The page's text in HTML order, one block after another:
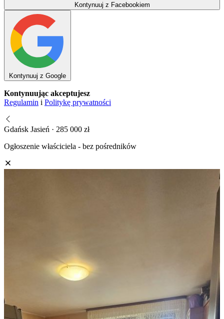
Kontynuuj z Facebookiem
Kontynuuj z Google
Kontynuując akceptujesz
Regulamin i Politykę prywatności
Gdańsk Jasień · 285 000 zł
Ogłoszenie właściciela - bez pośredników